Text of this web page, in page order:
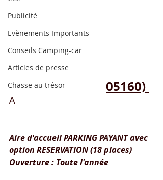
Publicité
Evènements Importants
Conseils Camping-car
Articles de presse
Chasse au trésor
Savines-Le-Lac ( 05160)
Aire pour camping-cars Serre-
Aire d'accueil PARKING PAYANT avec
option RESERVATION (18 places)
Ouverture : Toute l'année